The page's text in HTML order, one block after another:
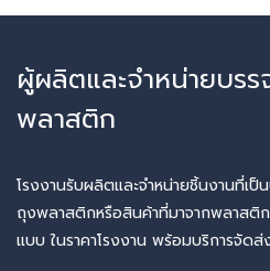
ผู้ผลิตและจำหน่ายบร
พลาสติก
โรงงานรับผลิตและจำหน่ายชิ้นงานที่เ
ถุงพลาสติกหรือสินค้าที่มาจากพลาสติ
แบบ ในราคาโรงงาน พร้อมบริการจัดส่